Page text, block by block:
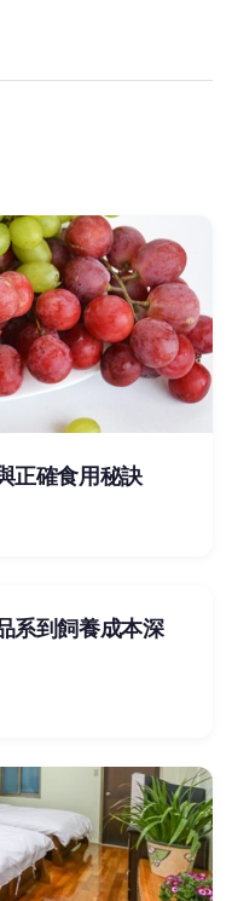
正確食用秘訣
系到飼養成本深